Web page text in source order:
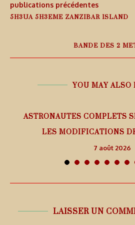
publications précédentes
5H3UA 5H3EME ZANZIBAR ISLAND
BANDE DES 2
YOU MAY
ASTRONAUTES COMPLETS
LES MODIFICATIONS
7 août 2026
LAISSER UN